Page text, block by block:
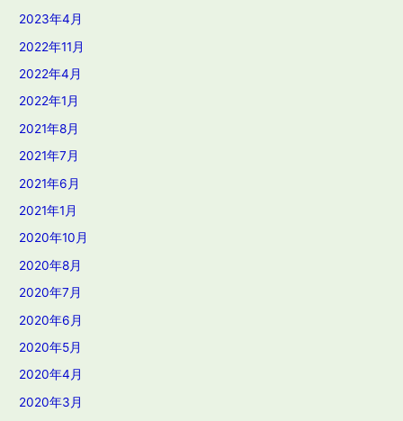
2023年4月
2022年11月
2022年4月
2022年1月
2021年8月
2021年7月
2021年6月
2021年1月
2020年10月
2020年8月
2020年7月
2020年6月
2020年5月
2020年4月
2020年3月